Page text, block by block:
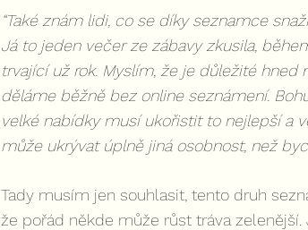
“Také znám lidi, co se díky seznamce
Já to jeden večer ze zábavy zkusila,
trvající už rok. Myslím, že je důležité
děláme běžně bez online seznámení.
velké nabídky musí ukořistit to nejlepší a
může ukrývat úplně jiná osobnost, než
Tady musím jen souhlasit, tento druh
že pořád někde může růst tráva